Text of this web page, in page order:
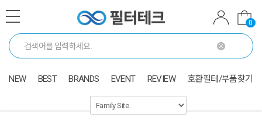
0
NEW BEST BRANDS EVENT REVIEW 호환필터/부품찾기